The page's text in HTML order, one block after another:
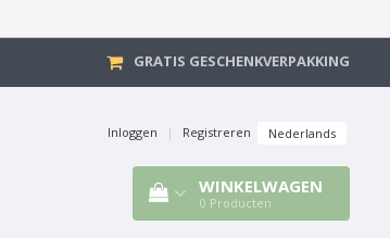
GRATIS GESCHENKVERPAKKING
Inloggen | Registreren Nederlands
WINKELWAGEN
0 Producten